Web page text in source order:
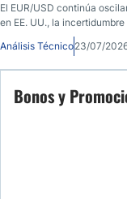
El EUR/USD continúa
en EE. UU., la
mercado sin una dirección
Análisis Técnico23/07/
Bonos y